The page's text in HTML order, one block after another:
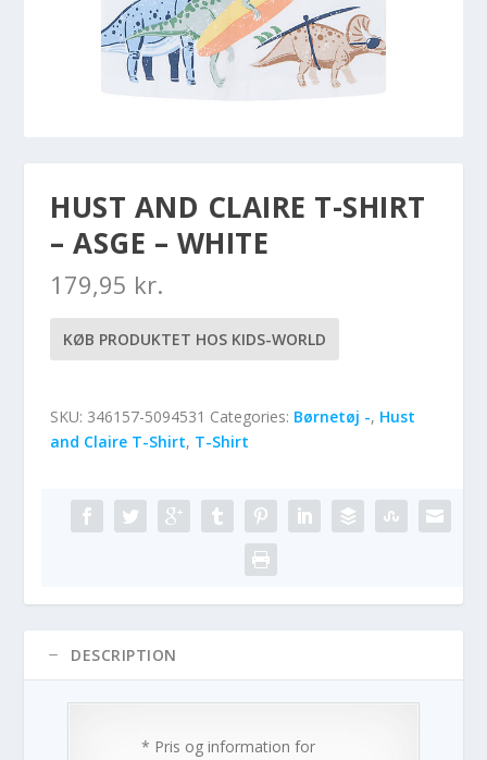
HUST AND CLAIRE T-SHIRT
– ASGE – WHITE
179,95 kr.
KØB PRODUKTET HOS KIDS-WORLD
SKU: 346157-5094531 Categories: Børnetøj -, Hust
and Claire T-Shirt, T-Shirt
DESCRIPTION
* Pris og information for